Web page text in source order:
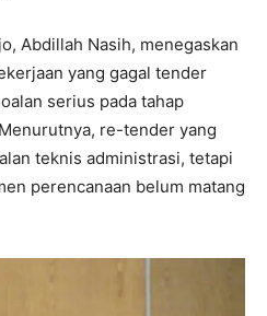
Abdillah Nasih, menegaskan
yang gagal tender
serius pada tahap
re-tender yang
teknis administrasi, tetapi
perencanaan belum matang